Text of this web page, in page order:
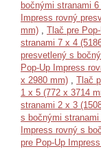
bočnými stranami
Impress rovný
mm) , Tlač pre
stranami 7 x 4
presvetlený s
Pop-Up Impress
x 2980 mm) , Tlač
1 x 5 (772 x 3714
stranami 2 x 3
s bočnými
Impress rovný s
pre Pop-Up